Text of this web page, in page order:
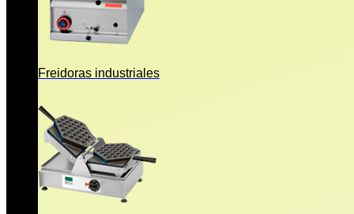
Freidoras industriales